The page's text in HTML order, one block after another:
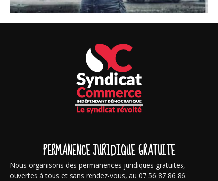
PERMANENCE JURIDIQUE GRATUITE
Nous organisons des permanences juridiques gratuites,
ouvertes à tous et sans rendez-vous, au 07 56 87 86 86.